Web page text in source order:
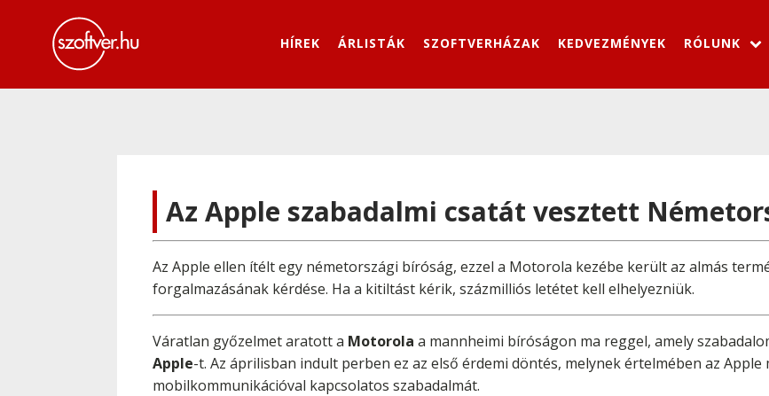
HÍREK ÁRLISTÁK SZOFTVERHÁZAK KEDVEZMÉNYEK RÓLUNK
Az Apple szabadalmi csatát vesztett
Az Apple ellen ítélt egy németországi bíróság, ezzel a Motorola kezébe került az almás
forgalmazásának kérdése. Ha a kitiltást kérik, százmilliós letétet kell elhelyezniük.
Váratlan győzelmet aratott a Motorola a mannheimi bíróságon ma reggel, amely
Apple-t. Az áprilisban indult perben ez az első érdemi döntés, melynek értelmében az
mobilkommunikációval kapcsolatos szabadalmát.